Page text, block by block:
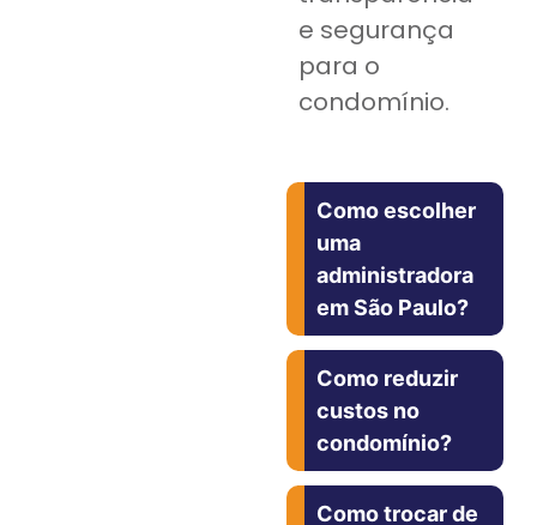
e segurança
para o
condomínio.
Como escolher
uma
administradora
em São Paulo?
Como reduzir
custos no
condomínio?
Como trocar de